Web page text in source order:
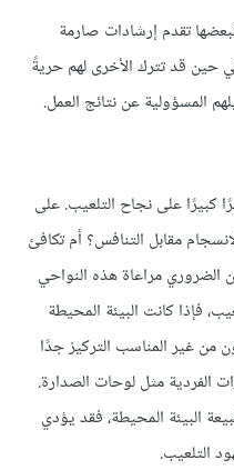
تقدم إرشادات صارمة
حين قد تترك الأخرى لهم حريةً
المسؤولية عن نتائج العمل.
كبيرًا على نجاح التلعيب. على
مقابل التنافس؟ أم تكافئ
الضروري مراعاة هذه النواحي
فإذا كانت البيئة المحيطة
من غير المناسب التركيز جدًا
الفردية مثل لوحات الصدارة.
البيئة المحيطة، فقد يؤدي
التلعيب.